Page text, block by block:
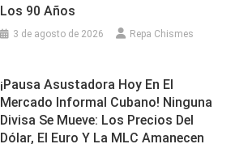
Los 90 Años
3 de agosto de 2026 Repa Chismes
¡Pausa Asustadora Hoy En El
Mercado Informal Cubano! Ninguna
Divisa Se Mueve: Los Precios Del
Dólar, El Euro Y La MLC Amanecen